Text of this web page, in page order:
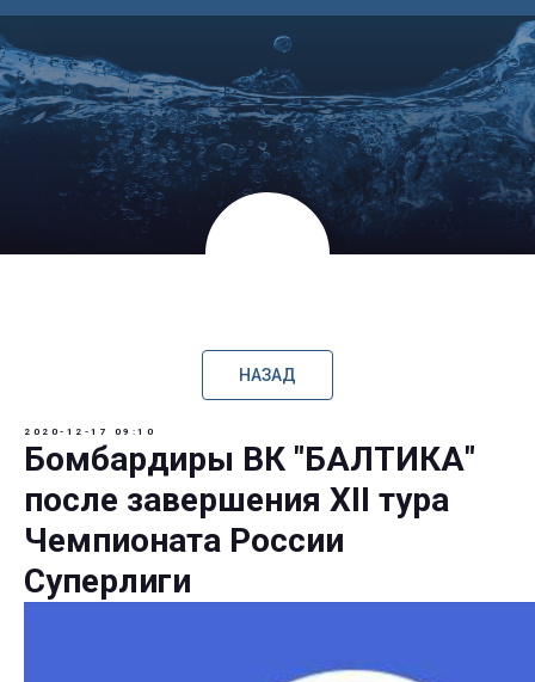
НАЗАД
2020-12-17 09:10
Бомбардиры ВК "БАЛТИКА"
после завершения XII тура
Чемпионата России
Суперлиги